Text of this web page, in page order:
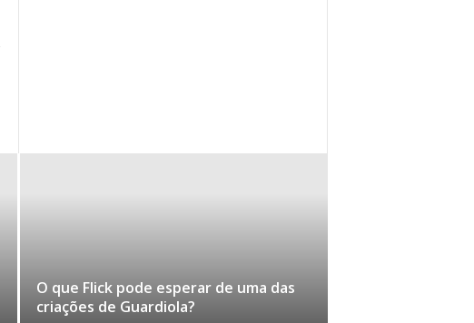
O que Flick pode esperar de uma das
criações de Guardiola?